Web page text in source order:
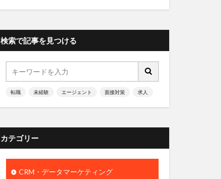
検索で記事を見つける
転職 未経験 エージェント 面接対策 求人
カテゴリー
CRM・データマーケティング